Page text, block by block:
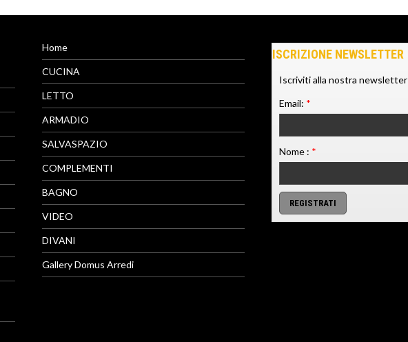
Home
CUCINA
LETTO
ARMADIO
SALVASPAZIO
COMPLEMENTI
BAGNO
VIDEO
DIVANI
Gallery Domus Arredi
ISCRIZIONE NEWSLETTER
Iscriviti alla nostra newsletter
Email: *
Nome : *